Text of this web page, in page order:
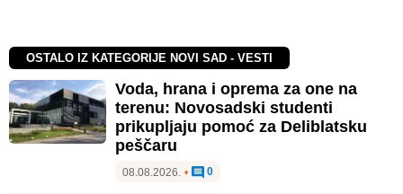
OSTALO IZ KATEGORIJE NOVI SAD - VESTI
Voda, hrana i oprema za one na
terenu: Novosadski studenti
prikupljaju pomoć za Deliblatsku
peščaru
08.08.2026. • 0